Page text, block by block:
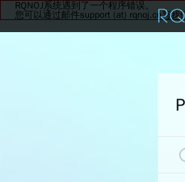
RQNOJ系统遇到了一个程序错误。
您可以通过邮件support (at) rqnoj.cn与